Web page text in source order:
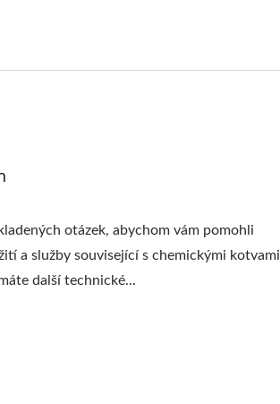
otázek, abychom vám pomohli
a služby související s chemickými kotvami
další technické...